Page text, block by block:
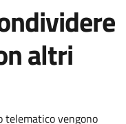
altri
telematico vengono